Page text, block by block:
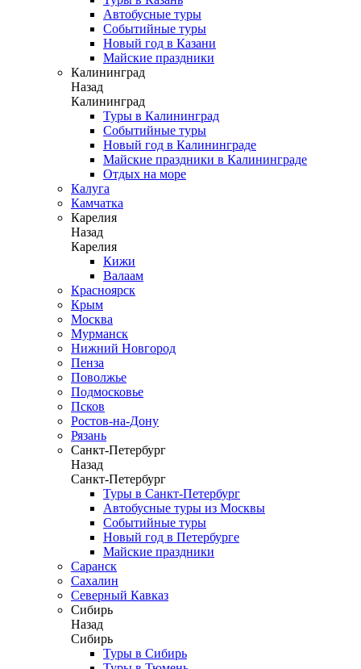
Автобусные туры
Событийные туры
Новый год в Казани
Майские праздники
Калининград
Назад
Калининград
Туры в Калининград
Событийные туры
Новый год в Калининграде
Майские праздники в Калининграде
Отдых на море
Калуга
Камчатка
Карелия
Назад
Карелия
Кижи
Валаам
Красноярск
Крым
Москва
Мурманск
Нижний Новгород
Пенза
Поволжье
Подмосковье
Псков
Ростов-на-Дону
Рязань
Санкт-Петербург
Назад
Санкт-Петербург
Туры в Санкт-Петербург
Автобусные туры из Москвы
Событийные туры
Новый год в Петербурге
Майские праздники
Саранск
Сахалин
Северный Кавказ
Сибирь
Назад
Сибирь
Туры в Сибирь